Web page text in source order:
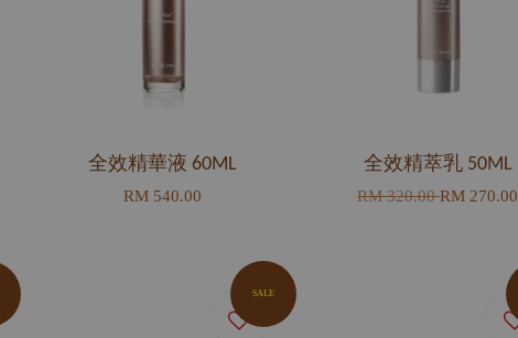
全效精華液 60ML
RM 540.00
全效精萃乳 50ML
RM 320.00RM 270.00
SALE